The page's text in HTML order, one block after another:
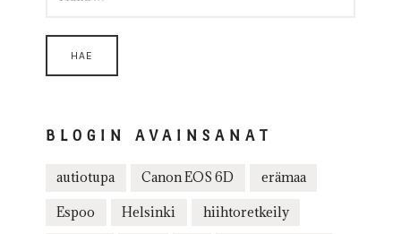
BLOGIN AVAINSANAT
autiotupa Canon EOS 6D erämaa
Espoo Helsinki hiihtoretkeily